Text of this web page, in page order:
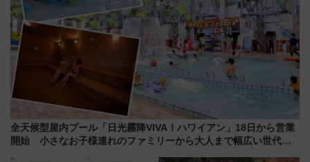
全天候型屋内プール「日光霧降VIVA！ハワイアン」18日から営業
開始 小さなお子様連れのファミリーから大人まで幅広い世代が